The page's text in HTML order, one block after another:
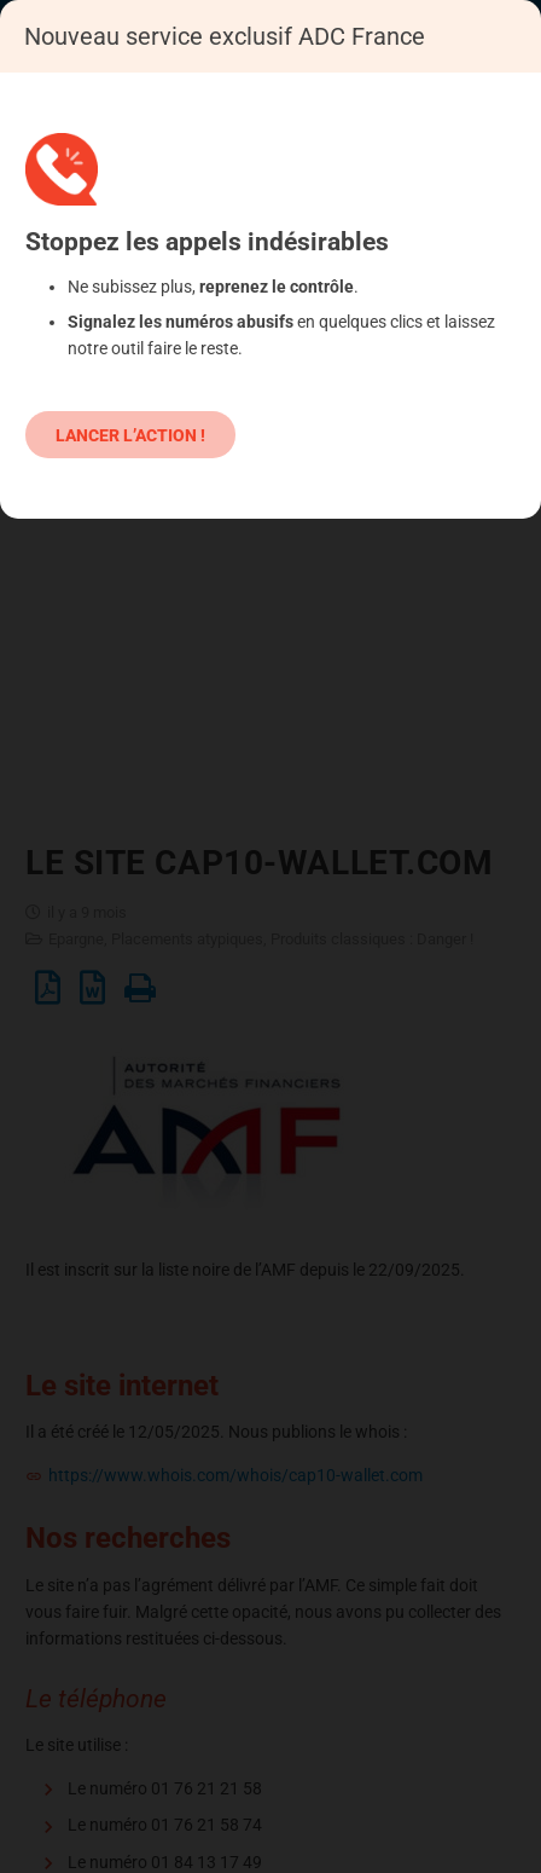
LE SITE CAP10-WALLET.COM
Il est inscrit sur la liste noire de l’AMF depuis le 22/09/2025.
Le site internet
Il a été créé le 12/05/2025. Nous publions le whois :
https://www.whois.com/whois/cap10-wallet.com
Nos recherches
Le site n’a pas l’agrément délivré par l’AMF. Ce simple fait doit
vous faire fuir. Malgré cette opacité, nous avons pu collecter des
informations restituées ci-dessous.
Le téléphone
Le site utilise :
Le numéro 01 76 21 21 58
Le numéro 01 76 21 58 74
Le numéro 01 84 13 17 49
Nouveau service exclusif ADC France
Stoppez les appels indésirables
Ne subissez plus, reprenez le contrôle.
Signalez les numéros abusifsen quelques clics et laissez
notre outil faire le reste.
LANCER L’ACTION !